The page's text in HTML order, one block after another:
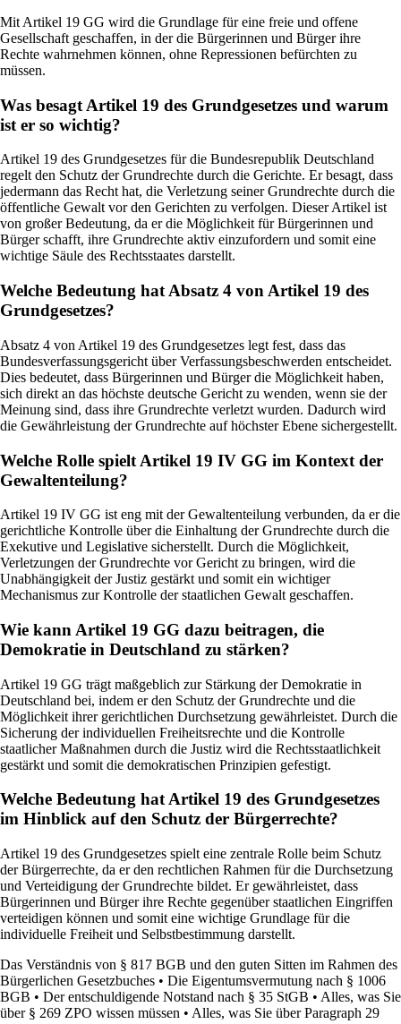
Mit Artikel 19 GG wird die Grundlage für eine freie und offene
Gesellschaft geschaffen, in der die Bürgerinnen und Bürger ihre
Rechte wahrnehmen können, ohne Repressionen befürchten zu
müssen.
Was besagt Artikel 19 des Grundgesetzes und warum
ist er so wichtig?
Artikel 19 des Grundgesetzes für die Bundesrepublik Deutschland
regelt den Schutz der Grundrechte durch die Gerichte. Er besagt, dass
jedermann das Recht hat, die Verletzung seiner Grundrechte durch die
öffentliche Gewalt vor den Gerichten zu verfolgen. Dieser Artikel ist
von großer Bedeutung, da er die Möglichkeit für Bürgerinnen und
Bürger schafft, ihre Grundrechte aktiv einzufordern und somit eine
wichtige Säule des Rechtsstaates darstellt.
Welche Bedeutung hat Absatz 4 von Artikel 19 des
Grundgesetzes?
Absatz 4 von Artikel 19 des Grundgesetzes legt fest, dass das
Bundesverfassungsgericht über Verfassungsbeschwerden entscheidet.
Dies bedeutet, dass Bürgerinnen und Bürger die Möglichkeit haben,
sich direkt an das höchste deutsche Gericht zu wenden, wenn sie der
Meinung sind, dass ihre Grundrechte verletzt wurden. Dadurch wird
die Gewährleistung der Grundrechte auf höchster Ebene sichergestellt.
Welche Rolle spielt Artikel 19 IV GG im Kontext der
Gewaltenteilung?
Artikel 19 IV GG ist eng mit der Gewaltenteilung verbunden, da er die
gerichtliche Kontrolle über die Einhaltung der Grundrechte durch die
Exekutive und Legislative sicherstellt. Durch die Möglichkeit,
Verletzungen der Grundrechte vor Gericht zu bringen, wird die
Unabhängigkeit der Justiz gestärkt und somit ein wichtiger
Mechanismus zur Kontrolle der staatlichen Gewalt geschaffen.
Wie kann Artikel 19 GG dazu beitragen, die
Demokratie in Deutschland zu stärken?
Artikel 19 GG trägt maßgeblich zur Stärkung der Demokratie in
Deutschland bei, indem er den Schutz der Grundrechte und die
Möglichkeit ihrer gerichtlichen Durchsetzung gewährleistet. Durch die
Sicherung der individuellen Freiheitsrechte und die Kontrolle
staatlicher Maßnahmen durch die Justiz wird die Rechtsstaatlichkeit
gestärkt und somit die demokratischen Prinzipien gefestigt.
Welche Bedeutung hat Artikel 19 des Grundgesetzes
im Hinblick auf den Schutz der Bürgerrechte?
Artikel 19 des Grundgesetzes spielt eine zentrale Rolle beim Schutz
der Bürgerrechte, da er den rechtlichen Rahmen für die Durchsetzung
und Verteidigung der Grundrechte bildet. Er gewährleistet, dass
Bürgerinnen und Bürger ihre Rechte gegenüber staatlichen Eingriffen
verteidigen können und somit eine wichtige Grundlage für die
individuelle Freiheit und Selbstbestimmung darstellt.
Das Verständnis von § 817 BGB und den guten Sitten im Rahmen des
Bürgerlichen Gesetzbuches • Die Eigentumsvermutung nach § 1006
BGB • Der entschuldigende Notstand nach § 35 StGB • Alles, was Sie
über § 269 ZPO wissen müssen • Alles, was Sie über Paragraph 29